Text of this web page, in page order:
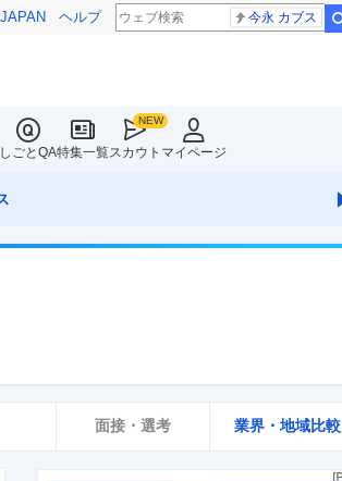
ヘルプ 今永 カブス
しごとQA特集一覧スカウト マイページ
面接・選考 業界・地域比較